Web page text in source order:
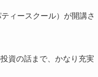
ティースクール）が開講さ
資の話まで、かなり充実